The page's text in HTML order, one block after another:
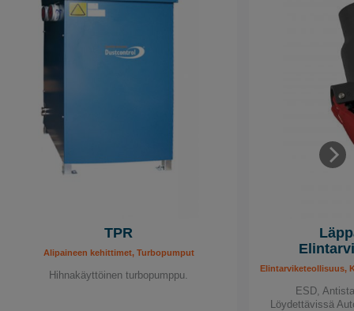
TPR
Alipaineen kehittimet, Turbopumput
Hihnakäyttöinen turbopumppu.
Elintarviketeollisuus,
ESD,
Löydettävissä